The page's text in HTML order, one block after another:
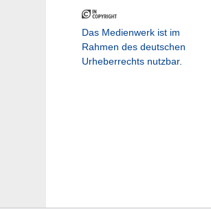
Das Medienwerk ist im
Rahmen des deutschen
Urheberrechts nutzbar.